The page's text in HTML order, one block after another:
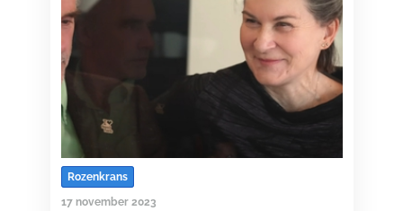
Rozenkrans
17 november 2023